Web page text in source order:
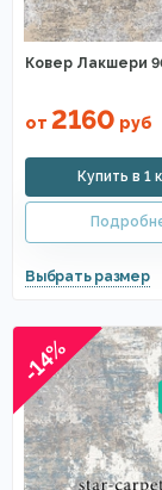
Ковер Лакшери
от 2160 руб
-14%